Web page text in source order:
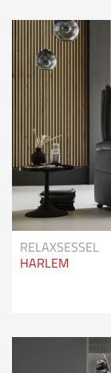
RELAXSESSEL
HARLEM